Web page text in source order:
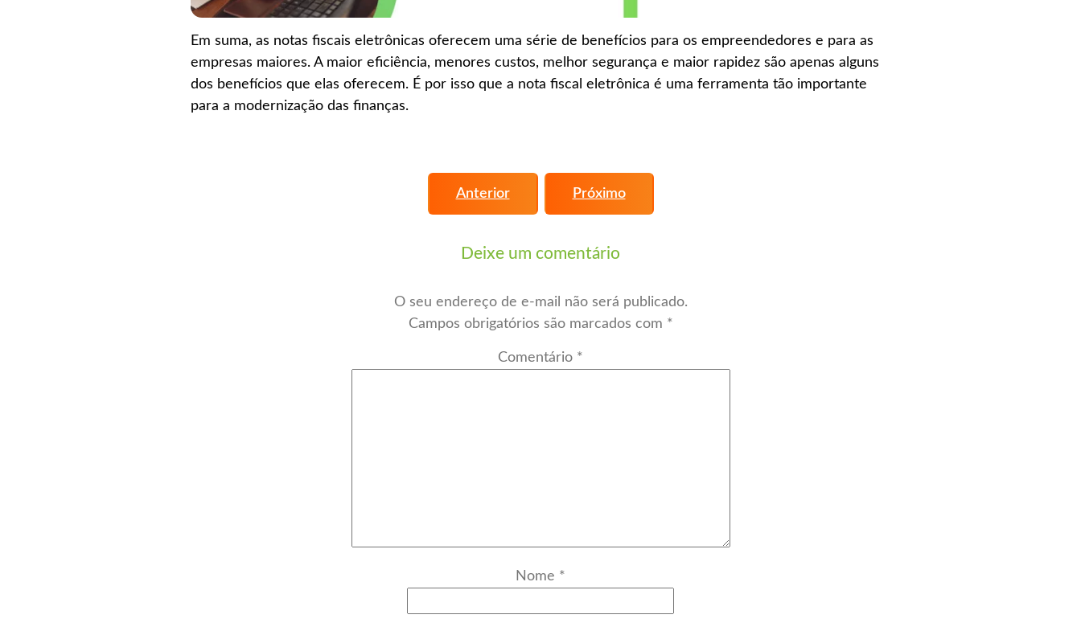
Em suma, as notas fiscais eletrônicas oferecem uma série de benefícios para os empreendedores e para as
empresas maiores. A maior eficiência, menores custos, melhor segurança e maior rapidez são apenas alguns
dos benefícios que elas oferecem. É por isso que a nota fiscal eletrônica é uma ferramenta tão importante
para a modernização das finanças.
Anterior Próximo
Deixe um comentário
O seu endereço de e-mail não será publicado.
Campos obrigatórios são marcados com *
Comentário *
Nome *